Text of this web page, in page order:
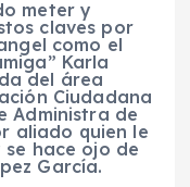
meter y
claves por
como el
Karla
del área
Ciudadana
Administra de
aliado quien le
hace ojo de
García.